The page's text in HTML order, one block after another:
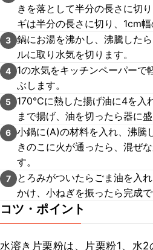
きを落として半分の長さに切
ギは半分の長さに切り、1cm幅
3 鍋にお湯を沸かし、沸騰した
ルに取り水気を切ります。
4
1の水気をキッチンペーパーで
ぶします。
5
170℃に熱した揚げ油に4を入
まで揚げ、油を切ったら器に盛
6 小鍋に(A)の材料を入れ、沸騰
きのこに火が通ったら、混ぜ
す。
7
とろみがついたらごま油を入
かけ、小ねぎを振ったら完成で
コツ・ポイント
水溶き片栗粉は、片栗粉1、水2